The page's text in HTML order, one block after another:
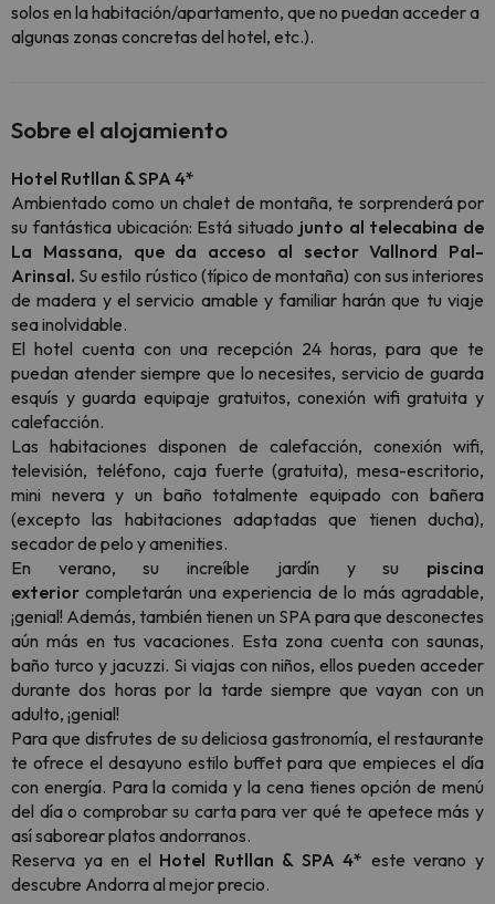
solos en la habitación/apartamento, que no puedan acceder a
algunas zonas concretas del hotel, etc.).
Sobre el alojamiento
Hotel Rutllan & SPA 4*
Ambientado como un chalet de montaña, te sorprenderá por
su fantástica ubicación: Está situado junto al telecabina de
La Massana, que da acceso al sector Vallnord Pal-
Arinsal. Su estilo rústico (típico de montaña) con sus interiores
de madera y el servicio amable y familiar harán que tu viaje
sea inolvidable.
El hotel cuenta con una recepción 24 horas, para que te
puedan atender siempre que lo necesites, servicio de guarda
esquís y guarda equipaje gratuitos, conexión wifi gratuita y
calefacción.
Las habitaciones disponen de calefacción, conexión wifi,
televisión, teléfono, caja fuerte (gratuita), mesa-escritorio,
mini nevera y un baño totalmente equipado con bañera
(excepto las habitaciones adaptadas que tienen ducha),
secador de pelo y amenities.
En verano, su increíble jardín y su piscina
exterior completarán una experiencia de lo más agradable,
¡genial! Además, también tienen un SPA para que desconectes
aún más en tus vacaciones. Esta zona cuenta con saunas,
baño turco y jacuzzi. Si viajas con niños, ellos pueden acceder
durante dos horas por la tarde siempre que vayan con un
adulto, ¡genial!
Para que disfrutes de su deliciosa gastronomía, el restaurante
te ofrece el desayuno estilo buffet para que empieces el día
con energía. Para la comida y la cena tienes opción de menú
del día o comprobar su carta para ver qué te apetece más y
así saborear platos andorranos.
Reserva ya en el Hotel Rutllan & SPA 4* este verano y
descubre Andorra al mejor precio.